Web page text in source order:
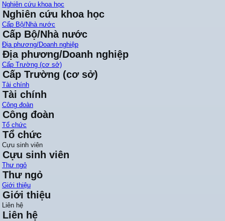
Nghiên cứu khoa học
Nghiên cứu khoa học
Cấp Bộ/Nhà nước
Cấp Bộ/Nhà nước
Địa phương/Doanh nghiệp
Địa phương/Doanh nghiệp
Cấp Trường (cơ sở)
Cấp Trường (cơ sở)
Tài chính
Tài chính
Công đoàn
Công đoàn
Tổ chức
Tổ chức
Cựu sinh viên
Cựu sinh viên
Thư ngỏ
Thư ngỏ
Giới thiệu
Giới thiệu
Liên hệ
Liên hệ